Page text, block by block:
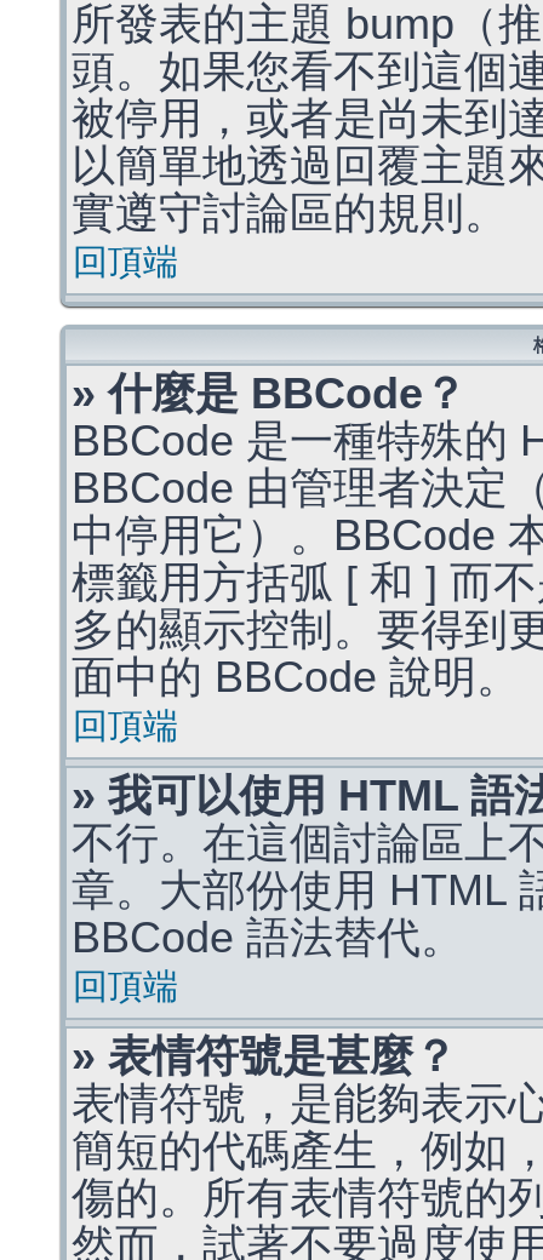
所發表的主題 bump（
頭。如果您看不到這個
被停用，或者是尚未到
以簡單地透過回覆主題
實遵守討論區的規則。
回頂端
» 什麼是 BBCode？
BBCode 是一種特殊的
BBCode 由管理者決定
中停用它）。BBCode
標籤用方括弧 [ 和 ] 而
多的顯示控制。要得到
面中的 BBCode 說明。
回頂端
» 我可以使用 HTML 語
不行。在這個討論區上
章。大部份使用 HTML
BBCode 語法替代。
回頂端
» 表情符號是甚麼？
表情符號，是能夠表示
簡短的代碼產生，例如
傷的。所有表情符號的
然而，試著不要過度使